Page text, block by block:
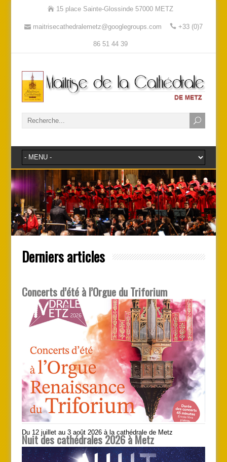
15 place Sainte-Glossinde 57000 METZ
maitrisecathedralemetz@googlegroups.com +33 (0)7
86 51 44 39
Derniers articles
Concerts d’été à l’Orgue du Triforium
Du 12 juillet au 3 août 2026 à la cathédrale de Metz
Nuit des cathédrales 2026 à Metz